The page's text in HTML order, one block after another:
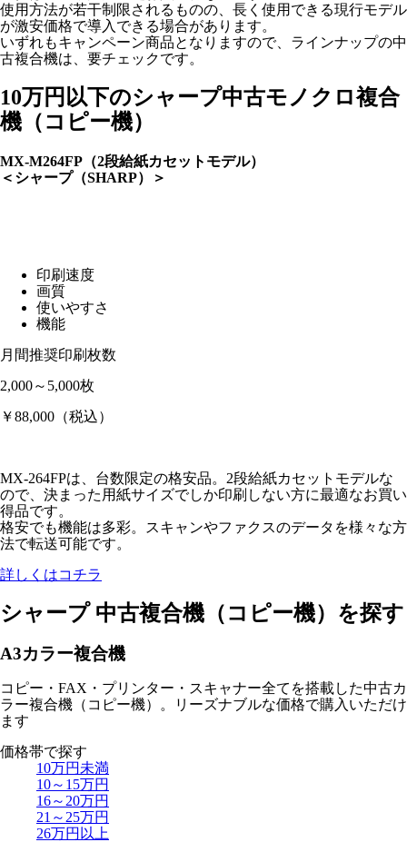
使用方法が若干制限されるものの、長く使用できる現行モデル
が激安価格で導入できる場合があります。
いずれもキャンペーン商品となりますので、ラインナップの中
古複合機は、要チェックです。
10万円以下のシャープ中古モノクロ複合
機（コピー機）
MX-M264FP（2段給紙カセットモデル）
＜シャープ（SHARP）＞
印刷速度
画質
使いやすさ
機能
月間推奨印刷枚数
2,000～5,000枚
￥88,000 （税込）
MX-264FPは、台数限定の格安品。2段給紙カセットモデルな
ので、決まった用紙サイズでしか印刷しない方に最適なお買い
得品です。
格安でも機能は多彩。スキャンやファクスのデータを様々な方
法で転送可能です。
詳しくはコチラ
シャープ 中古複合機（コピー機）を探す
A3カラー複合機
コピー・FAX・プリンター・スキャナー全てを搭載した中古カ
ラー複合機（コピー機）。リーズナブルな価格で購入いただけ
ます
価格帯で探す
10万円未満
10～15万円
16～20万円
21～25万円
26万円以上